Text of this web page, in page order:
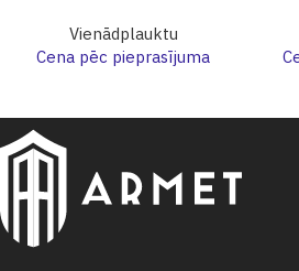
Vienādplauktu
Cena pēc pieprasījuma